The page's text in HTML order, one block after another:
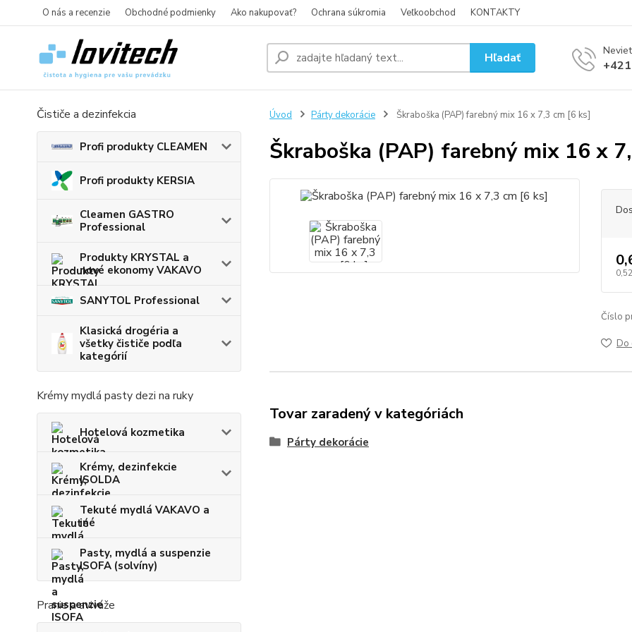
O nás a recenzie Obchodné podmienky Ako nakupovať? Ochrana súkromia Veľkoobchod KONTAKTY
Hľadať
Čističe a dezinfekcia
Profi produkty CLEAMEN
Profi produkty KERSIA
Cleamen GASTRO
Professional
Produkty KRYSTAL a
nové ekonomy VAKAVO
SANYTOL Professional
Klasická drogéria a
všetky čističe podľa
kategórií
Krémy mydlá pasty dezi na ruky
Hotelová kozmetika
Krémy, dezinfekcie
ISOLDA
Tekuté mydlá VAKAVO a
iné
Pasty, mydlá a suspenzie
ISOFA (solvíny)
Pranie a aviváže
Úvod Párty dekorácie Škraboška (PAP) farebný mix 16 x 7,3 cm [6 ks]
Škraboška (PAP) farebný mix 16 x
Číslo
Do
Tovar zaradený v kategóriách
Párty dekorácie